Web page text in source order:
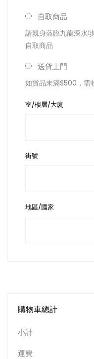
自取商品
請親身蒞臨九龍深水
自取商品
送貨上門
如貨品未滿$500，需
室/樓層/大廈
街號
地區/國家
購物車總計
小計
運費